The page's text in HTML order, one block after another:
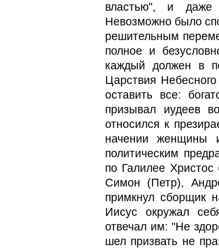
властью", и даже
Невозможно было
решительным
полное и
каждый должен в
Царствия
оставить все:
призывал иудеев
относился к
начении женщины
политическим
по Галилее
Симон (Петр),
примкнул сборщик
Иисус окружал
отвечал им: "Не
шел призвать не